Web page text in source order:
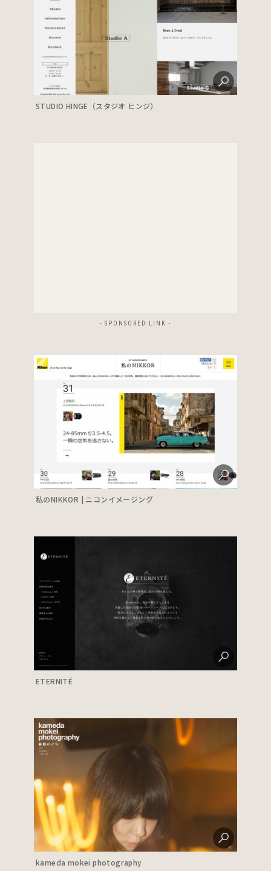
STUDIO HINGE（スタジオ ヒンジ）
- SPONSORED LINK -
私のNIKKOR | ニコンイメージング
ETERNITÉ
kameda mokei photography